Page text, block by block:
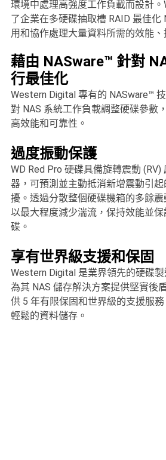
環境中處理高強度工作負載而設計
了企業在多硬碟抽取槽 RAID 最佳化
用和協作處理大量資料所需的效能、
藉由 NASware™ 針對
行最佳化
Western Digital 專有的 NASware™
對 NAS 系統工作負載調整硬碟參數
高效能和可靠性。
過度振動保護
WD Red Pro 硬碟具備旋轉震動 (RV)
器，可預測並主動抵消新增震動引起
擾。透過分散整個硬碟機箱的多餘震
以最大程度減少湍流，保持效能並保
碟。
享有世界級支援和保固
Western Digital 是業界領先的硬碟製
為其 NAS 儲存解決方案提供堅實後
供 5 年有限保固和世界級的支援服
輕鬆的資料儲存。